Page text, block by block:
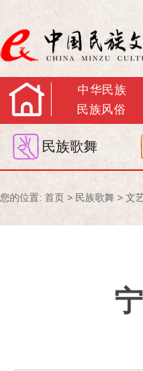
中华民族
民族风俗
民族歌舞
您的位置: 首页 > 民族歌舞 > 文